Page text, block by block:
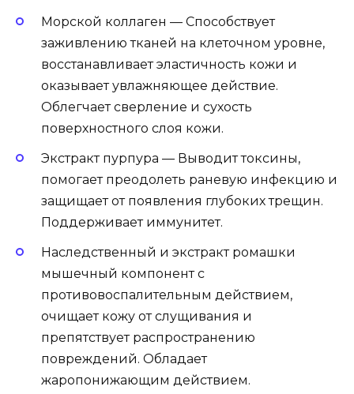
Морской коллаген — Способствует
заживлению тканей на клеточном уровне,
восстанавливает эластичность кожи и
оказывает увлажняющее действие.
Облегчает сверление и сухость
поверхностного слоя кожи.
Экстракт пурпура — Выводит токсины,
помогает преодолеть раневую инфекцию и
защищает от появления глубоких трещин.
Поддерживает иммунитет.
Наследственный и экстракт ромашки
мышечный компонент с
противовоспалительным действием,
очищает кожу от слущивания и
препятствует распространению
повреждений. Обладает
жаропонижающим действием.